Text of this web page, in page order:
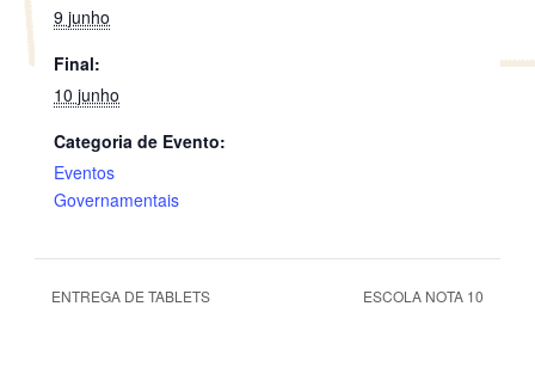
9 junho
Final:
10 junho
Categoria de Evento:
Eventos
Governamentais
ENTREGA DE TABLETS ESCOLA NOTA 10